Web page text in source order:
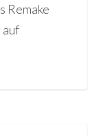
Remake
auf